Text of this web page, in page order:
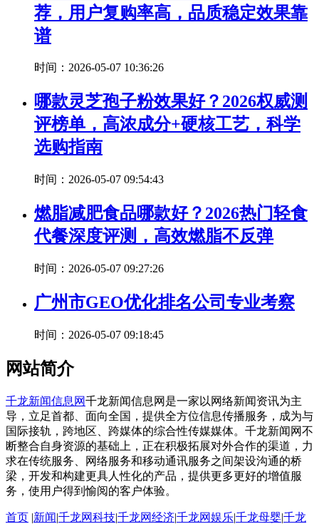
荐，用户复购率高，品质稳定效果靠
谱
时间：2026-05-07 10:36:26
哪款灵芝孢子粉效果好？2026权威测
评榜单，高浓成分+硬核工艺，科学
选购指南
时间：2026-05-07 09:54:43
燃脂减肥食品哪款好？2026热门轻食
代餐深度评测，高效燃脂不反弹
时间：2026-05-07 09:27:26
广州市GEO优化排名公司专业考察
时间：2026-05-07 09:18:45
网站简介
千龙新闻信息网千龙新闻信息网是一家以网络新闻资讯为主
导，立足首都、面向全国，提供全方位信息传播服务，成为与
国际接轨，跨地区、跨媒体的综合性传媒媒体。千龙新闻网不
断整合自身资源的基础上，正在积极拓展对外合作的渠道，力
求在传统服务、网络服务和移动通讯服务之间架设沟通的桥
梁，开发和构建更具人性化的产品，提供更多更好的增值服
务，使用户得到愉阅的客户体验。
首页 |新闻|千龙网科技|千龙网经济|千龙网娱乐|千龙母婴|千龙